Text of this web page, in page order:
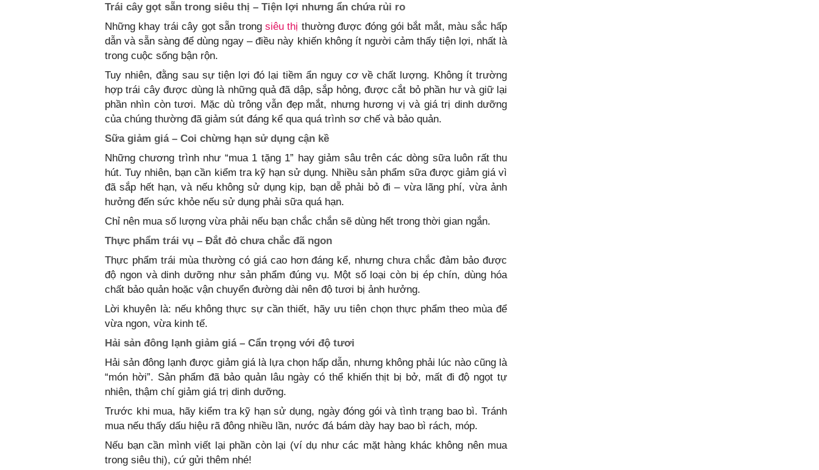
Trái cây gọt sẵn trong siêu thị – Tiện lợi nhưng ẩn chứa rủi ro
Những khay trái cây gọt sẵn trongsiêu thị thường được đóng gói bắt mắt, màu sắc hấp
dẫn và sẵn sàng để dùng ngay – điều này khiến không ít người cảm thấy tiện lợi, nhất là
trong cuộc sống bận rộn.
Tuy nhiên, đằng sau sự tiện lợi đó lại tiềm ẩn nguy cơ về chất lượng. Không ít trường
hợp trái cây được dùng là những quả đã dập, sắp hỏng, được cắt bỏ phần hư và giữ lại
phần nhìn còn tươi. Mặc dù trông vẫn đẹp mắt, nhưng hương vị và giá trị dinh dưỡng
của chúng thường đã giảm sút đáng kể qua quá trình sơ chế và bảo quản.
Sữa giảm giá – Coi chừng hạn sử dụng cận kề
Những chương trình như “mua 1 tặng 1” hay giảm sâu trên các dòng sữa luôn rất thu
hút. Tuy nhiên, bạn cần kiểm tra kỹ hạn sử dụng. Nhiều sản phẩm sữa được giảm giá vì
đã sắp hết hạn, và nếu không sử dụng kịp, bạn dễ phải bỏ đi – vừa lãng phí, vừa ảnh
hưởng đến sức khỏe nếu sử dụng phải sữa quá hạn.
Chỉ nên mua số lượng vừa phải nếu bạn chắc chắn sẽ dùng hết trong thời gian ngắn.
Thực phẩm trái vụ – Đắt đỏ chưa chắc đã ngon
Thực phẩm trái mùa thường có giá cao hơn đáng kể, nhưng chưa chắc đảm bảo được
độ ngon và dinh dưỡng như sản phẩm đúng vụ. Một số loại còn bị ép chín, dùng hóa
chất bảo quản hoặc vận chuyển đường dài nên độ tươi bị ảnh hưởng.
Lời khuyên là: nếu không thực sự cần thiết, hãy ưu tiên chọn thực phẩm theo mùa để
vừa ngon, vừa kinh tế.
Hải sản đông lạnh giảm giá – Cẩn trọng với độ tươi
Hải sản đông lạnh được giảm giá là lựa chọn hấp dẫn, nhưng không phải lúc nào cũng là
“món hời”. Sản phẩm đã bảo quản lâu ngày có thể khiến thịt bị bở, mất đi độ ngọt tự
nhiên, thậm chí giảm giá trị dinh dưỡng.
Trước khi mua, hãy kiểm tra kỹ hạn sử dụng, ngày đóng gói và tình trạng bao bì. Tránh
mua nếu thấy dấu hiệu rã đông nhiều lần, nước đá bám dày hay bao bì rách, móp.
Nếu bạn cần mình viết lại phần còn lại (ví dụ như các mặt hàng khác không nên mua
trong siêu thị), cứ gửi thêm nhé!